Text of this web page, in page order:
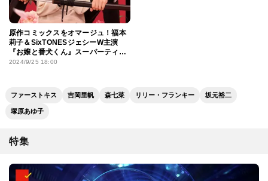
原作コミックスをオマージュ！福本
莉子＆SixTONESジェシーW主演
『お嬢と番犬くん』スーパーティ
ザービジュアル
2024/9/25 18:00
ファーストキス 吉岡里帆 森七菜 リリー・フランキー 坂元裕二
塚原あゆ子
特集